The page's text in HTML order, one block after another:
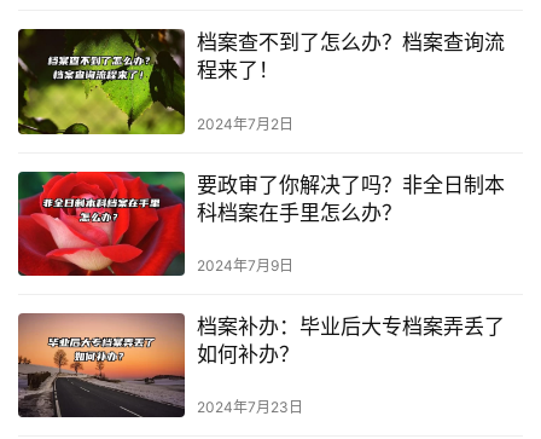
档案查不到了怎么办？档案查询流
程来了！
2024年7月2日
要政审了你解决了吗？非全日制本
科档案在手里怎么办？
2024年7月9日
档案补办：毕业后大专档案弄丢了
如何补办？
2024年7月23日